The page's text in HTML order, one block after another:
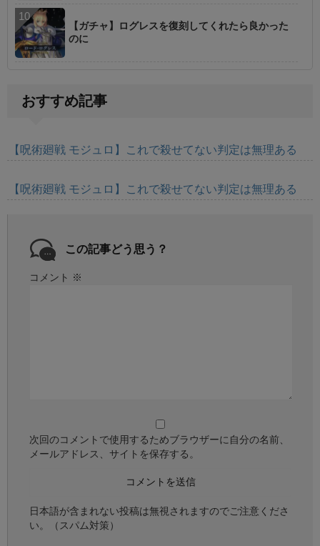
【ガチャ】ログレスを復刻してくれたら良かった
のに
おすすめ記事
【呪術廻戦 モジュロ】これで殺せてない判定は無理ある
【呪術廻戦 モジュロ】これで殺せてない判定は無理ある
この記事どう思う？
コメント ※
次回のコメントで使用するためブラウザーに自分の名前、
メールアドレス、サイトを保存する。
日本語が含まれない投稿は無視されますのでご注意くださ
い。（スパム対策）